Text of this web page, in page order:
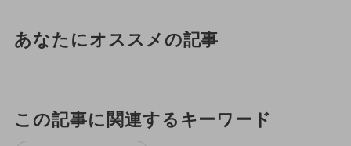
あなたにオススメの記事
この記事に関連するキーワード